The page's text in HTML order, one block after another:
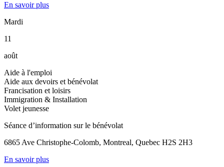
En savoir plus
Mardi
11
août
Aide à l'emploi
Aide aux devoirs et bénévolat
Francisation et loisirs
Immigration & Installation
Volet jeunesse
Séance d’information sur le bénévolat
6865 Ave Christophe-Colomb, Montreal, Quebec H2S 2H3
En savoir plus